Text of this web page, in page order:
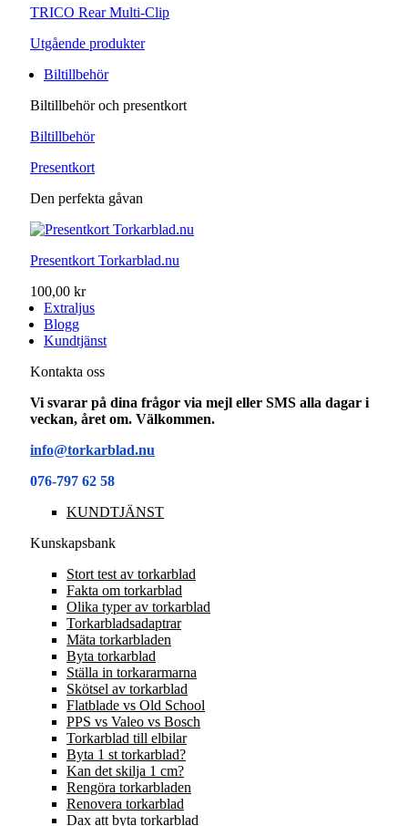
TRICO Rear Multi-Clip
Utgående produkter
Biltillbehör
Biltillbehör och presentkort
Biltillbehör
Presentkort
Den perfekta gåvan
Presentkort Torkarblad.nu
100,00 kr
Extraljus
Blogg
Kundtjänst
Kontakta oss
Vi svarar på dina frågor via mejl eller SMS alla dagar i
veckan, året om. Välkommen.
info@torkarblad.nu
076-797 62 58
KUNDTJÄNST
Kunskapsbank
Stort test av torkarblad
Fakta om torkarblad
Olika typer av torkarblad
Torkarbladsadaptrar
Mäta torkarbladen
Byta torkarblad
Ställa in torkararmarna
Skötsel av torkarblad
Flatblade vs Old School
PPS vs Valeo vs Bosch
Torkarblad till elbilar
Byta 1 st torkarblad?
Kan det skilja 1 cm?
Rengöra torkarbladen
Renovera torkarblad
Dax att byta torkarblad